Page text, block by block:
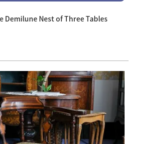
Demilune Nest of Three Tables